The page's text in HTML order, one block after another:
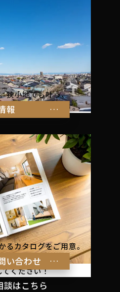
報
狭小地でも叶う、
物件をご紹介します。
い合わせ
るカタログをご用意。
ヒントを
ください！
はこちら